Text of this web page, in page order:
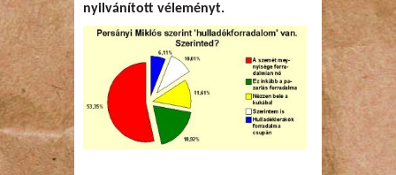
nyilvánított véleményt.